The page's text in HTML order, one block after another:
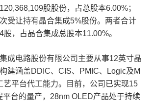
股股份，占总股本6.00%；
受让持有晶合集成5%股份。两者合计
，占晶合集成总股本11.00%。
成电路股份有限公司主要从事12英寸晶
建涵盖DDIC、CIS、PMIC、Logic及M
艺平台代工能力。目前，公司已实现15
平台的量产，28nm OLED产品处于持续